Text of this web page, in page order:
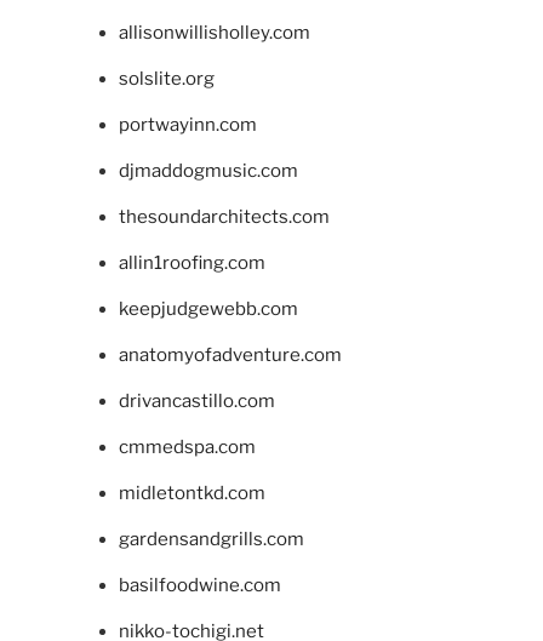
allisonwillisholley.com
solslite.org
portwayinn.com
djmaddogmusic.com
thesoundarchitects.com
allin1roofing.com
keepjudgewebb.com
anatomyofadventure.com
drivancastillo.com
cmmedspa.com
midletontkd.com
gardensandgrills.com
basilfoodwine.com
nikko-tochigi.net